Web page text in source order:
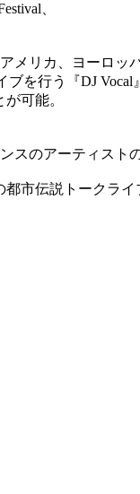
、
メリカ、ヨーロ
を行う『DJ
可能。
スのアーティスト
市伝説トークラ